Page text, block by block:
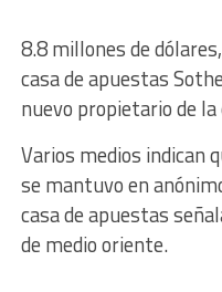
8.8 millones de
casa de apuestas
nuevo propietario de
Varios medios indican
se mantuvo en
casa de apuestas
de medio oriente.